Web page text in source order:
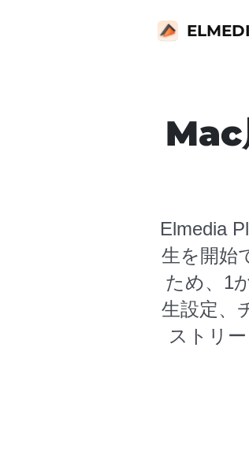
Elmedia
生を開始
ため、1
生設定、
ストリ